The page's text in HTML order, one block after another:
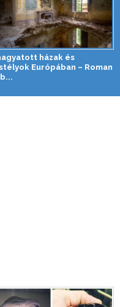
házak és
Európában – Roman